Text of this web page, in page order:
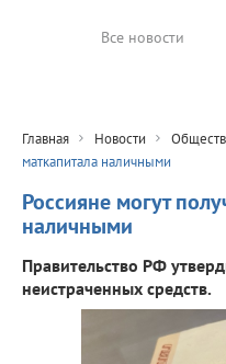
Все новости
Главная Новости
маткапитала наличными
Россияне могут
наличными
Правительство РФ
неистраченных средств.